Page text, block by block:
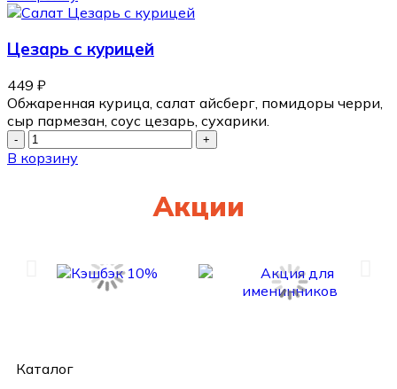
Цезарь с курицей
449 ₽
Обжаренная курица, салат айсберг, помидоры черри,
сыр пармезан, соус цезарь, сухарики.
В корзину
Акции
Каталог